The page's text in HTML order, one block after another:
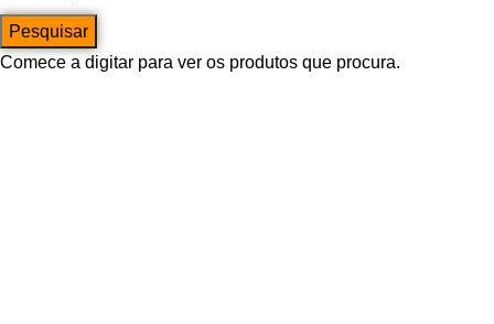
Pesquisar
Comece a digitar para ver os produtos que procura.